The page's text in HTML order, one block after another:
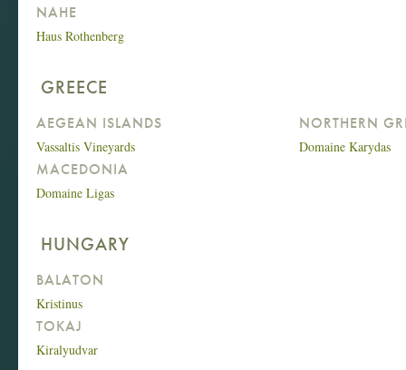
NAHE
Haus Rothenberg
GREECE
AEGEAN ISLANDS
Vassaltis Vineyards
MACEDONIA
Domaine Ligas
NORTHERN
Domaine Karydas
HUNGARY
BALATON
Kristinus
TOKAJ
Kiralyudvar